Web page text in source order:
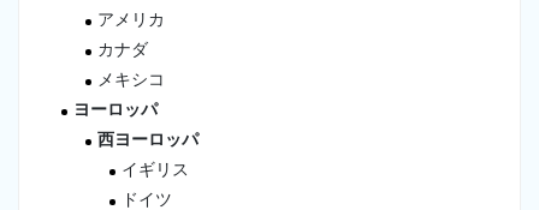
アメリカ
カナダ
メキシコ
ヨーロッパ
西ヨーロッパ
イギリス
ドイツ